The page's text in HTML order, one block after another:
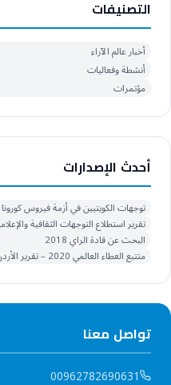
التصنيفات
أخبار عالم الآراء
أنشطة وفعاليات
مؤتمرات
أحدث الإصدارات
توجهات الكويتيين في أزمة فيروس كورونا 2020
تقرير استطلاع التوجهات الثقافية
البحث عن قادة الراي 2018
متتبع العطاء العالمي 2020 – تقرير الأردن
تواصل معنا
00962782690631